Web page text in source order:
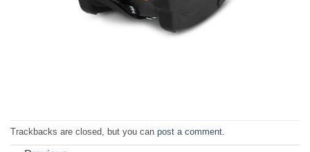
Trackbacks are closed, but you can post a comment